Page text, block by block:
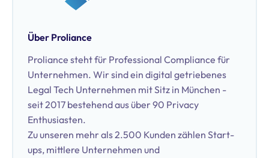
Über Proliance
Proliance steht für Professional Compliance für
Unternehmen. Wir sind ein digital getriebenes
Legal Tech Unternehmen mit Sitz in München -
seit 2017 bestehend aus über 90 Privacy
Enthusiasten.
Zu unseren mehr als 2.500 Kunden zählen Start-
ups, mittlere Unternehmen und